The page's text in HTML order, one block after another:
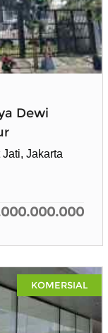
Dewi
Jakarta
KOMERSIAL